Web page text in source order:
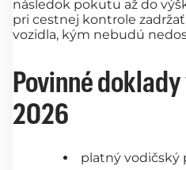
následok pokutu až do
pri cestnej kontrole
vozidla, kým nebudú
Povinné
2026
platný vodičský